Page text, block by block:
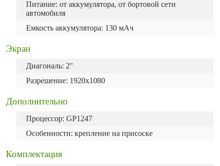
Питание: от аккумулятора, от бортовой сети
автомобиля
Емкость аккумулятора: 130 мАч
Экран
Диагональ: 2"
Разрешение: 1920x1080
Дополнительно
Процессор: GP1247
Особенности: крепление на присоске
Комплектация